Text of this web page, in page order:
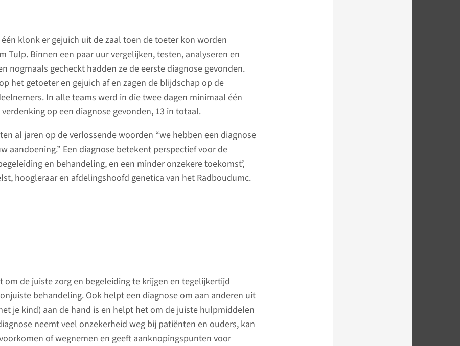
klonk er gejuich uit de zaal toen de toeter kon worden
Tulp. Binnen een paar uur vergelijken, testen, analyseren en
nogmaals gecheckt hadden ze de eerste diagnose gevonden.
het getoeter en gejuich af en zagen de blijdschap op de
In alle teams werd in die twee dagen minimaal één
op een diagnose gevonden, 13 in totaal.
al jaren op de verlossende woorden “we hebben een diagnose
aandoening.” Een diagnose betekent perspectief voor de
en behandeling, en een minder onzekere toekomst’,
hoogleraar en afdelingshoofd genetica van het Radboudumc.
om de juiste zorg en begeleiding te krijgen en tegelijkertijd
behandeling. Ook helpt een diagnose om aan anderen uit
je kind) aan de hand is en helpt het om de juiste hulpmiddelen
neemt veel onzekerheid weg bij patiënten en ouders, kan
of wegnemen en geeft aanknopingspunten voor